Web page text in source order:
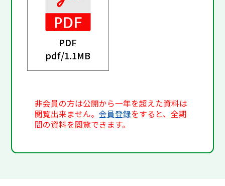
PDF
pdf/1.1MB
非会員の方は公開から一年を超えた資料は
閲覧出来ません。会員登録をすると、全期
間の資料を閲覧できます。